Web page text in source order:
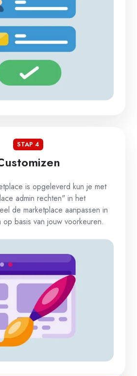
STAP 4
is opgeleverd kun je met
admin rechten" in het
de marketplace aanpassen in
op basis van jouw voorkeuren.